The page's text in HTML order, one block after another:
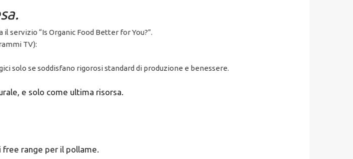
servizio “Is Organic Food Better for You?”.
TV):
solo se soddisfano rigorosi standard di produzione e benessere.
e solo come ultima risorsa.
range per il pollame.